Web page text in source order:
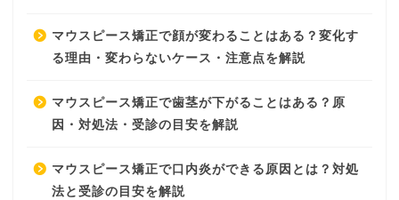
マウスピース矯正で顔が変わることはある？変化す
る理由・変わらないケース・注意点を解説
マウスピース矯正で歯茎が下がることはある？原
因・対処法・受診の目安を解説
マウスピース矯正で口内炎ができる原因とは？対処
法と受診の目安を解説